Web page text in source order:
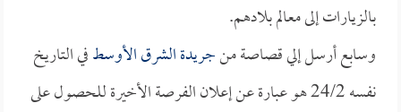
بالزيارات إلى معالم بلادهم.
وسابع أرسل إلي قصاصة منجريدة الشرق الأوسطفي التاريخ
نفسه 24/2 هو عبارة عن إعلان الفرصة الأخيرة للحصول على